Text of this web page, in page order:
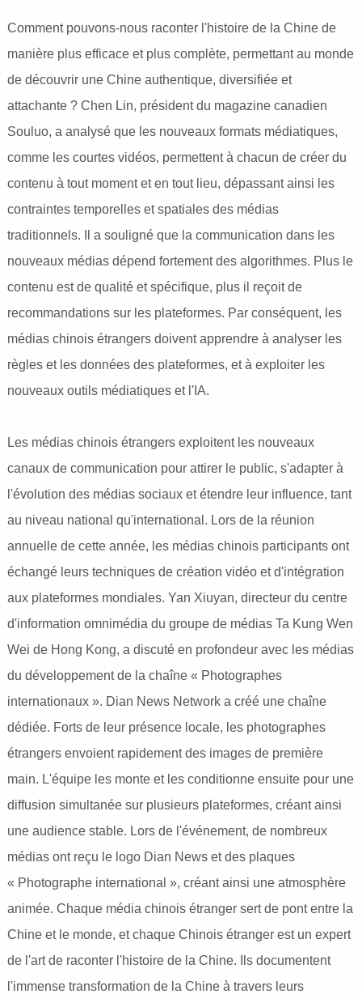
Comment pouvons-nous raconter l'histoire de la Chine de
manière plus efficace et plus complète, permettant au monde
de découvrir une Chine authentique, diversifiée et
attachante ? Chen Lin, président du magazine canadien
Souluo, a analysé que les nouveaux formats médiatiques,
comme les courtes vidéos, permettent à chacun de créer du
contenu à tout moment et en tout lieu, dépassant ainsi les
contraintes temporelles et spatiales des médias
traditionnels. Il a souligné que la communication dans les
nouveaux médias dépend fortement des algorithmes. Plus le
contenu est de qualité et spécifique, plus il reçoit de
recommandations sur les plateformes. Par conséquent, les
médias chinois étrangers doivent apprendre à analyser les
règles et les données des plateformes, et à exploiter les
nouveaux outils médiatiques et l'IA.
Les médias chinois étrangers exploitent les nouveaux
canaux de communication pour attirer le public, s'adapter à
l'évolution des médias sociaux et étendre leur influence, tant
au niveau national qu'international. Lors de la réunion
annuelle de cette année, les médias chinois participants ont
échangé leurs techniques de création vidéo et d'intégration
aux plateformes mondiales. Yan Xiuyan, directeur du centre
d'information omnimédia du groupe de médias Ta Kung Wen
Wei de Hong Kong, a discuté en profondeur avec les médias
du développement de la chaîne « Photographes
internationaux ». Dian News Network a créé une chaîne
dédiée. Forts de leur présence locale, les photographes
étrangers envoient rapidement des images de première
main. L'équipe les monte et les conditionne ensuite pour une
diffusion simultanée sur plusieurs plateformes, créant ainsi
une audience stable. Lors de l'événement, de nombreux
médias ont reçu le logo Dian News et des plaques
« Photographe international », créant ainsi une atmosphère
animée. Chaque média chinois étranger sert de pont entre la
Chine et le monde, et chaque Chinois étranger est un expert
de l'art de raconter l'histoire de la Chine. Ils documentent
l'immense transformation de la Chine à travers leurs